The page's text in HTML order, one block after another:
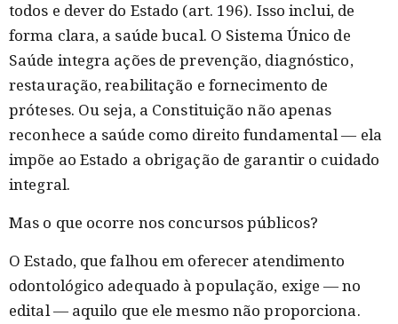
todos e dever do Estado (art. 196). Isso inclui, de
forma clara, a saúde bucal. O Sistema Único de
Saúde integra ações de prevenção, diagnóstico,
restauração, reabilitação e fornecimento de
próteses. Ou seja, a Constituição não apenas
reconhece a saúde como direito fundamental — ela
impõe ao Estado a obrigação de garantir o cuidado
integral.
Mas o que ocorre nos concursos públicos?
O Estado, que falhou em oferecer atendimento
odontológico adequado à população, exige — no
edital — aquilo que ele mesmo não proporciona.